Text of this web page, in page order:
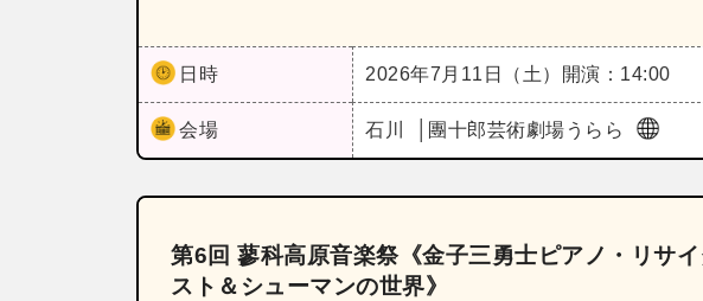
日時 2026年7月11日（土） 開演：14:00
会場 石川 團十郎芸術劇場うらら
第6回 蓼科高原音楽祭《金子三勇士ピアノ・リサ
スト＆シューマンの世界》